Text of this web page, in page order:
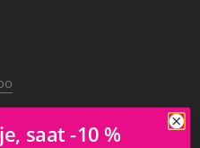
saat -10 %